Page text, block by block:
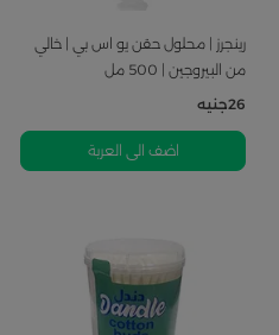
رينجرز | محلول حقن يو اس بي | خالي
من البيروجين | 500 مل
26جنيه
اضف الى العربة